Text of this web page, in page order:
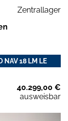
Zentrallager
18 LM LE
40.299,00 €
ausweisbar